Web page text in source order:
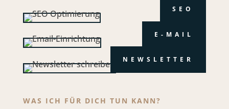
SEO
E-MAIL
NEWSLETTER
WAS ICH FÜR DICH TUN KANN?